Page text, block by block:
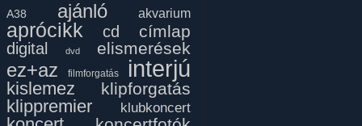
A38 ajánló akvarium
aprócikk cd címlap
digital dvd elismerések
ez+az filmforgatás interjú
kislemez klipforgatás
klippremier klubkoncert